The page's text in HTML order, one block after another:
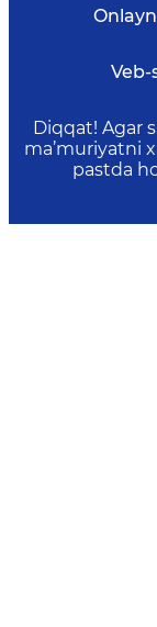
Veb-
Diqqat! Agar
ma’muriyatni
pastda